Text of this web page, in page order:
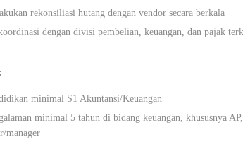
rekonsiliasi hutang dengan vendor secara berkala
dengan divisi pembelian, keuangan, dan pajak
minimal S1 Akuntansi/Keuangan
minimal 5 tahun di bidang keuangan, khususnya
manager